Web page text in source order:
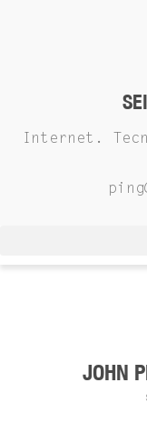
Internet.
JOHN